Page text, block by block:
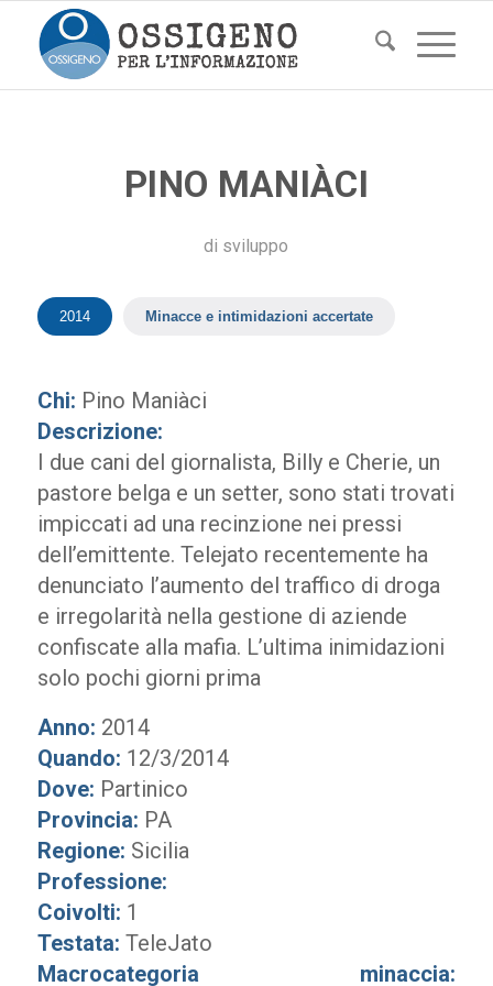
PINO MANIÀCI
di sviluppo
2014 Minacce e intimidazioni accertate
Chi: Pino Maniàci
Descrizione:
I due cani del giornalista, Billy e Cherie, un
pastore belga e un setter, sono stati trovati
impiccati ad una recinzione nei pressi
dell’emittente. Telejato recentemente ha
denunciato l’aumento del traffico di droga
e irregolarità nella gestione di aziende
confiscate alla mafia. L’ultima inimidazioni
solo pochi giorni prima
Anno: 2014
Quando: 12/3/2014
Dove: Partinico
Provincia: PA
Regione: Sicilia
Professione:
Coivolti: 1
Testata: TeleJato
Macrocategoria minaccia: